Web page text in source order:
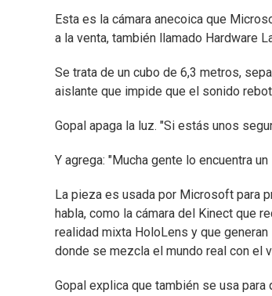
Esta es la cámara anecoica que
a la venta, también llamado Hardware
Se trata de un cubo de 6,3 metros,
aislante que impide que el sonido
Gopal apaga la luz. "Si estás unos
Y agrega: "Mucha gente lo encuentra
La pieza es usada por Microsoft para
habla, como la cámara del Kinect que
realidad mixta HoloLens y que
donde se mezcla el mundo real con el
Gopal explica que también se usa